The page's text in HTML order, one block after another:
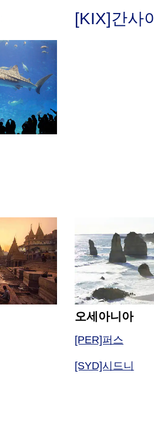
[KIX]간사이
오세아니아
[PER]퍼스
[SYD]시드니